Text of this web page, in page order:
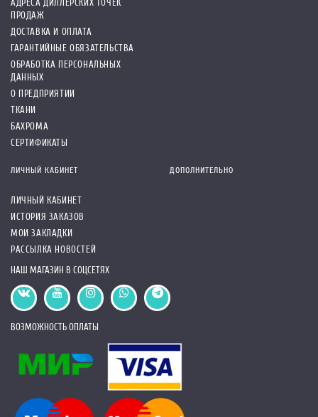
АДРЕСА ДИЛЛЕРСКИХ ТОЧЕК
ПРОДАЖ
ДОСТАВКА И ОПЛАТА
ГАРАНТИЙНЫЕ ОБЯЗАТЕЛЬСТВА
ОБРАБОТКА ПЕРСОНАЛЬНЫХ
ДАННЫХ
О ПРЕДПРИЯТИИ
ТКАНИ
БАХРОМА
СЕРТИФИКАТЫ
ЛИЧНЫЙ КАБИНЕТ
ЛИЧНЫЙ КАБИНЕТ
ИСТОРИЯ ЗАКАЗОВ
МОИ ЗАКЛАДКИ
РАССЫЛКА НОВОСТЕЙ
ДОПОЛНИТЕЛЬНО
НАШ МАГАЗИН В СОЦСЕТЯХ
ВОЗМОЖНОСТЬ ОПЛАТЫ